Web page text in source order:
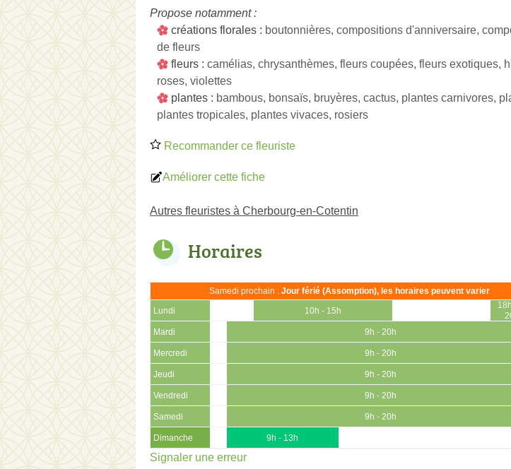
Propose notamment :
créations florales : boutonnières, compositions d'anniversaire,
de fleurs
fleurs : camélias, chrysanthèmes, fleurs coupées, fleurs exotiques,
roses, violettes
plantes : bambous, bonsaïs, bruyères, cactus, plantes carnivores,
plantes tropicales, plantes vivaces, rosiers
Recommander ce fleuriste
Améliorer cette fiche
Autres fleuristes à Cherbourg-en-Cotentin
Horaires
Samedi prochain : Jour férié (Assomption), les horaires peuvent varier
Lundi 10h - 15h
Mardi
9h - 20h
Mercredi 9h - 20h
Jeudi 9h - 20h
Vendredi 9h - 20h
Samedi 9h - 20h
Dimanche 9h - 13h
Signaler une erreur